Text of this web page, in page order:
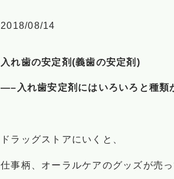
2018/08/14
入れ歯の安定剤(義歯の安定剤)
—–入れ歯安定剤にはいろいろと種類
ドラッグストアにいくと、
仕事柄、オーラルケアのグッズが売